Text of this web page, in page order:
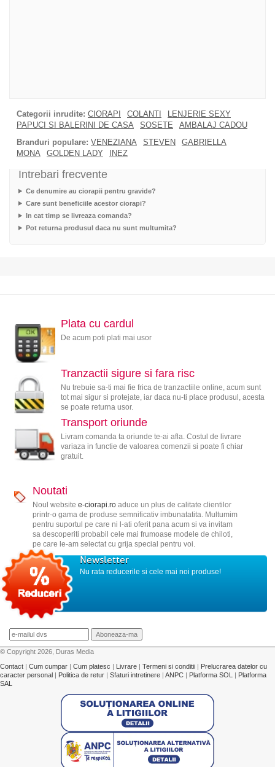
Categorii inrudite: CIORAPI COLANTI
LENJERIE SEXY
PAPUCI SI BALERINI DE CASA
SOSETE
AMBALAJ CADOU
Branduri populare: VENEZIANA STEVEN
GABRIELLA
MONA
GOLDEN LADY INEZ
Intrebari frecvente
Ce denumire au ciorapii pentru gravide?
Care sunt beneficiile acestor ciorapi?
In cat timp se livreaza comanda?
Pot returna produsul daca nu sunt multumita?
Plata cu cardul
De acum poti plati mai usor
Tranzactii sigure si fara risc
Nu trebuie sa-ti mai fie frica de tranzactiile online, acum sunt
tot mai sigur si protejate, iar daca nu-ti place produsul, acesta
se poate returna usor.
Transport oriunde
Livram comanda ta oriunde te-ai afla. Costul de livrare
variaza in functie de valoarea comenzii si poate fi chiar
gratuit.
Noutati
Noul website e-ciorapi.roaduce un plus de calitate clientilor
printr-o gama de produse semnificativ imbunatatita. Multumim
pentru suportul pe care ni l-ati oferit pana acum si va invitam
sa descoperiti probabil cele mai frumoase modele de chiloti,
pe care le-am selectat cu grija special pentru voi.
Newsletter
Nu rata reducerile si cele mai noi produse!
© Copyright 2026, Duras Media
Contact | Cum cumpar | Cum platesc | Livrare | Termeni si conditii | Prelucrarea datelor cu
caracter personal | Politica de retur | Sfaturi intretinere | ANPC | Platforma SOL | Platforma
SAL